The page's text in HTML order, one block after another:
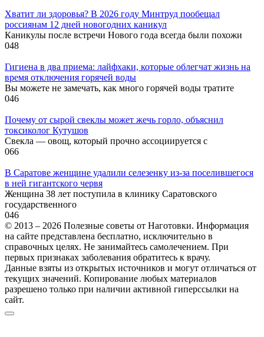
Хватит ли здоровья? В 2026 году Минтруд пообещал
россиянам 12 дней новогодних каникул
Каникулы после встречи Нового года всегда были похожи
048
Гигиена в два приема: лайфхаки, которые облегчат жизнь на
время отключения горячей воды
Вы можете не замечать, как много горячей воды тратите
046
Почему от сырой свеклы может жечь горло, объяснил
токсиколог Кутушов
Свекла — овощ, который прочно ассоциируется с
066
В Саратове женщине удалили селезенку из-за поселившегося
в ней гигантского червя
Женщина 38 лет поступила в клинику Саратовского
государственного
046
© 2013 – 2026 Полезные советы от Наготовки. Информация
на сайте представлена бесплатно, исключительно в
справочных целях. Не занимайтесь самолечением. При
первых признаках заболевания обратитесь к врачу.
Данные взяты из открытых источников и могут отличаться от
текущих значений. Копирование любых материалов
разрешено только при наличии активной гиперссылки на
сайт.